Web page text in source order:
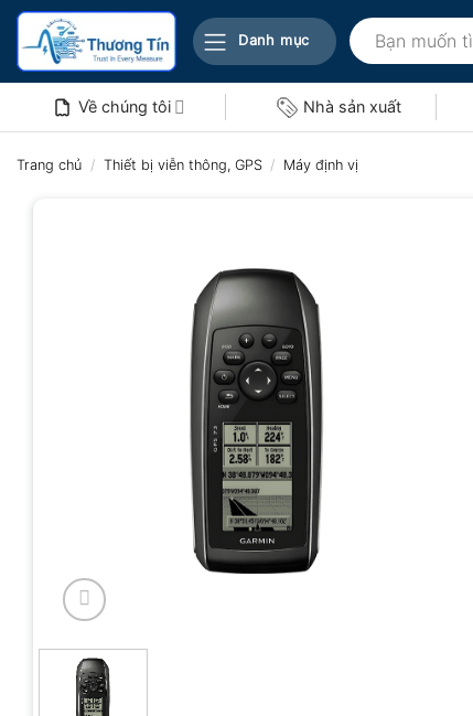
Bỏ
nội
Danh mục
Tìm
kiếm:
Về chúng tôi Nhà sản xuất
Trang chủ / Thiết bị viễn thông, GPS / Máy định vị